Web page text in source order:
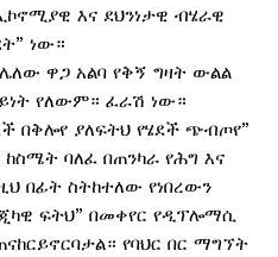
እና ደህንነታዊ ብሄራዊ
ነው።
ዋጋ አልባ የቅኝ ግዛት ውልል
የለውም። ፈራሽ ነው።
በቅሎየ ያለፍትህ የሄደች ጭብጦየ”
ባለፈ በጠንካራ የሕግ እና
በፊት ስትከተለው የነበረውን
ፍትህ” በመቀየር የዲፕሎማሲ
የባህር በር ማግኘት